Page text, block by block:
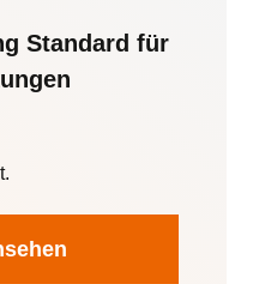
Standard für